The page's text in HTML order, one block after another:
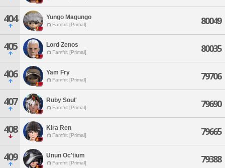
404 Yungo Magungo
Famfrit [Primal] 80049
405 Lord Zenos
Famfrit [Primal] 80035
406 Yam Fry
Famfrit [Primal] 79706
407 Ruby Soul'
Famfrit [Primal] 79690
408 Kira Ren
Famfrit [Primal] 79665
409 Unun Oc'tium
Famfrit [Primal] 79388